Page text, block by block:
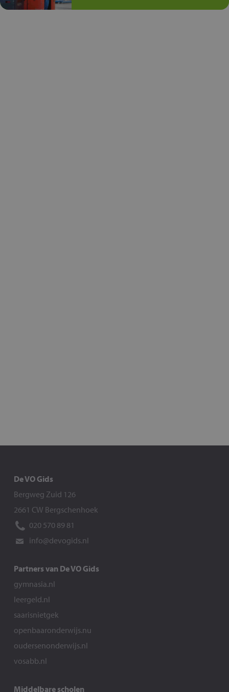
De VO Gids
Bergweg Zuid 126
2661 CW Bergschenhoek
020 570 89 81
info@devogids.nl
Partners van De VO Gids
gymnasia.nl
leergeld.nl
saarisnietgek
openbaaronderwijs.nu
oudersenonderwijs.nl
vosabb.nl
Middelbare scholen